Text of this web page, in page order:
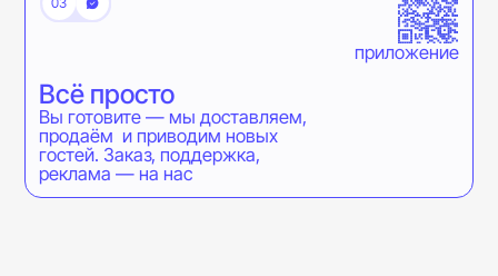
приложение
Всё просто
Вы готовите — мы доставляем,
продаём и приводим новых
гостей. Заказ, поддержка,
реклама — на нас